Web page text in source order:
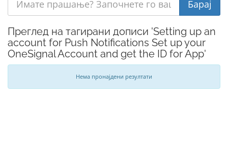
Преглед на тагирани дописи 'Setting up an
account for Push Notifications Set up your
OneSignal Account and get the ID for App'
Нема пронајдени резултати